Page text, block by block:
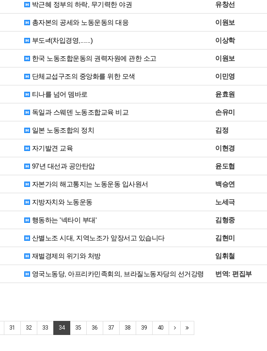
박근혜 정부의 하락, 무기력한 야권 유창선
총자본의 공세와 노동운동의 대응 이원보
부도=f(차입경영,......) 이상학
한국 노동조합운동의 권력자원에 관한 소고 이원보
단체교섭구조의 중앙화를 위한 모색 이민영
티나를 넘어 뎀바로 윤효원
독일과 스웨덴 노동조합교육 비교 손유미
일본 노동조합의 정치 김정
자기발견 교육 이현경
97년 대선과 공안탄압 윤도협
자본가의 해고통지는 노동운동 입사원서 백승연
지방자치와 노동운동 노세극
행동하는 '넥타이 부대' 김형중
산별노조 시대, 지역노조가 앞장서고 있습니다 김현미
재벌경제의 위기와 처방 임휘철
영국노동당, 아프리카민족회의, 브라질노동자당의 선거강령 번역: 편집부
31 32 33 34 35 36 37 38 39 40